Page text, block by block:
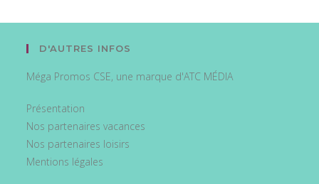
D'AUTRES INFOS
Méga Promos CSE, une marque d'ATC MÉDIA
Présentation
Nos partenaires vacances
Nos partenaires loisirs
Mentions légales